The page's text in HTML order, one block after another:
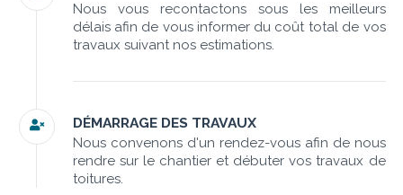
Nous vous recontactons sous les meilleurs
délais afin de vous informer du coût total de vos
travaux suivant nos estimations.
DÉMARRAGE DES TRAVAUX
Nous convenons d'un rendez-vous afin de nous
rendre sur le chantier et débuter vos travaux de
toitures.